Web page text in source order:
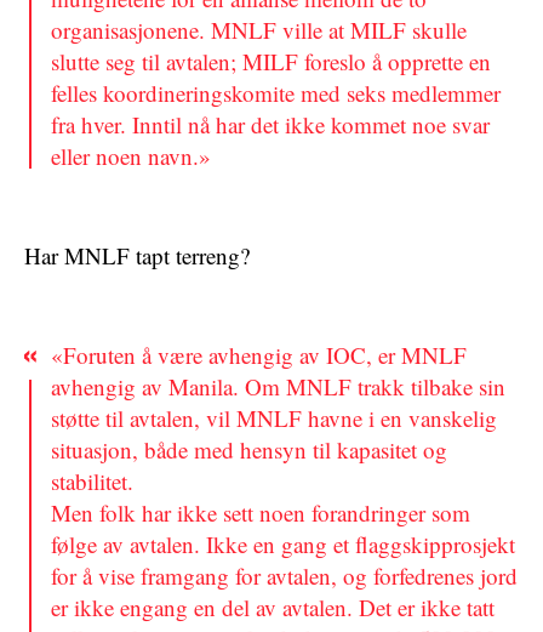
organisasjonene. MNLF ville at MILF skulle
slutte seg til avtalen; MILF foreslo å opprette en
felles koordineringskomite med seks medlemmer
fra hver. Inntil nå har det ikke kommet noe svar
eller noen navn.»
Har MNLF tapt terreng?
«Foruten å være avhengig av IOC, er MNLF
avhengig av Manila. Om MNLF trakk tilbake sin
støtte til avtalen, vil MNLF havne i en vanskelig
situasjon, både med hensyn til kapasitet og
stabilitet.
Men folk har ikke sett noen forandringer som
følge av avtalen. Ikke en gang et flaggskipprosjekt
for å vise framgang for avtalen, og forfedrenes jord
er ikke engang en del av avtalen. Det er ikke tatt